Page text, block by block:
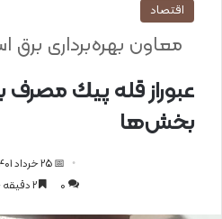
اقتصاد
عبوراز قله پیك
بخش‌ها
معاون بهره‌برداری برق
📅 25 خرداد 1401 🕙10:18
0